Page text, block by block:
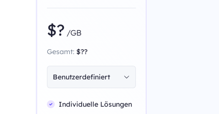
$? /GB
Gesamt: $??
Benutzerdefiniert
Individuelle Lösungen